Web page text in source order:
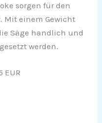
sorgen für den
Mit einem Gewicht
Säge handlich und
werden.
EUR